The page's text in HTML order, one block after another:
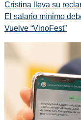
Cristina lleva su
El salario mínimo
Vuelve “VinoFest”